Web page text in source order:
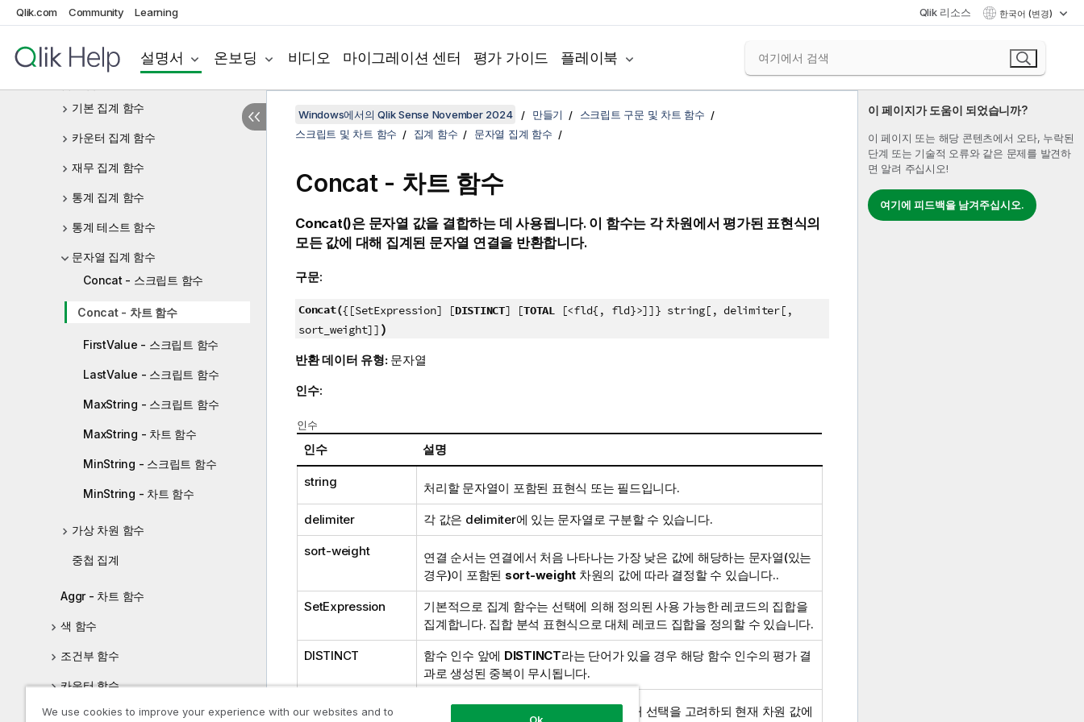
Qlik.com Community Learning Qlik 리소스 한국어 (변경)
설명서 온보딩 비디오 마이그레이션 센터 평가 가이드 플레이북
스크립트 및 차트 함수
기본 집계 함수
카운터 집계 함수
재무 집계 함수
통계 집계 함수
통계 테스트 함수
문자열 집계 함수
Concat - 스크립트 함수
Concat - 차트 함수
FirstValue - 스크립트 함수
LastValue - 스크립트 함수
MaxString - 스크립트 함수
MaxString - 차트 함수
MinString - 스크립트 함수
MinString - 차트 함수
가상 차원 함수
중첩 집계
Aggr - 차트 함수
색 함수
조건부 함수
카운터 함수
날짜 및 시간 함수
이 페이지가 도움이 되었습니까?
이 페이지 또는 해당 콘텐츠에서 오타, 누락된
단계 또는 기술적 오류와 같은 문제를 발견하
면 알려 주십시오!
여기에 피드백을 남겨주십시오.
Windows에서의 Qlik Sense November 2024 만들기
스크립트 구문 및 차트 함수
스크립트 및 차트 함수
집계 함수 문자열 집계 함수
Concat- 차트 함수
Concat()은 문자열 값을 결합하는 데 사용됩니다. 이 함수는 각 차원에서 평가된 표현식의
모든 값에 대해 집계된 문자열 연결을 반환합니다.
구문:
Concat({[SetExpression] [DISTINCT] [TOTAL[<fld{, fld}>]]} string[, delimiter[,
sort_weight]] )
반환 데이터 유형: 문자열
인수:
인수
인수 설명
string 처리할 문자열이 포함된 표현식 또는 필드입니다.
delimiter 각 값은 delimiter에 있는 문자열로 구분할 수 있습니다.
sort-weight
연결 순서는 연결에서 처음 나타나는 가장 낮은 값에 해당하는 문자열(있는
경우)이 포함된 sort-weight 차원의 값에 따라 결정할 수 있습니다..
SetExpression
기본적으로 집계 함수는 선택에 의해 정의된 사용 가능한 레코드의 집합을
집계합니다. 집합 분석 표현식으로 대체 레코드 집합을 정의할 수 있습니다.
DISTINCT 함수 인수 앞에 DISTINCT라는 단어가 있을 경우 해당 함수 인수의 평가 결
과로 생성된 중복이 무시됩니다.
TOTAL
이 함수 인수 앞에 오는 경우, 현재 선택을 고려하되 현재 차원 값에
We use cookies to improve your experience with our websites and to